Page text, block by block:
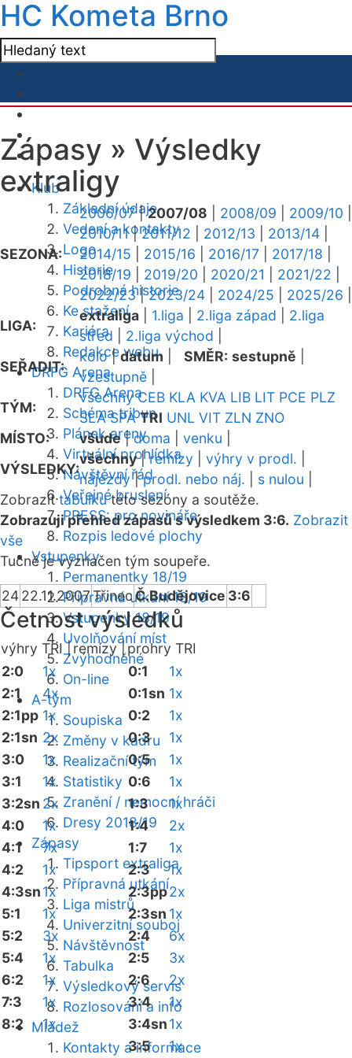
HC Kometa Brno
Klub
Základní údaje
Vedení a kontakty
Logo
Historie
Podrobná historie
Ke stažení
Kariéra
Redakce webu
DRFG Arena
DRFG Arena
Schéma tribun
Plánek areny
Virtuální prohlídka
Návštěvní řád
Veřejné bruslení
PRESS: pro novináře
Rozpis ledové plochy
Vstupenky
Permanentky 18/19
Přípravná utkání 18/19
Vstupenky 18/19
Uvolňování míst
Zvýhodněné
On-line
A-tým
Soupiska
Změny v kádru
Realizační tým
Statistiky
Zranění / nemocní hráči
Dresy 2018/19
Zápasy
Tipsport extraliga
Přípravná utkání
Liga mistrů
Univerzitní souboj
Návštěvnost
Tabulka
Výsledkový servis
Rozlosování a info
Mládež
Kontakty a informace
Zápasy » Výsledky
extraligy
SEZONA:
2006/07|2007/08 2008/09 2009/10
2010/11|2011/12 2012/13 2013/14
2014/15
2015/16 2016/17 2017/18
2018/19
2019/20 2020/21 2021/22
2022/23|2023/24 2024/25 2025/26
LIGA:
extraliga 1.liga 2.liga západ
2.liga
střed
2.liga východ
SEŘADIT:
kolo|datum SMĚR: sestupně
vzestupně
TÝM:
všechny CEB KLA KVA LIB LIT PCE PLZ
SLA SPA TRI UNL VIT ZLN ZNO
MÍSTO:
všude|doma venku
VÝSLEDKY:
všechny|remízy výhry v prodl.
nájezdy|prodl. nebo náj. s nulou
Zobrazittabulkutéto sezóny a soutěže.
Zobrazuji přehled zápasů s výsledkem 3:6. Zobrazit
vše
Tučně je vyznačen tým soupeře.
2422.11.2007TřinecČ.Budějovice 3:6
Četnost výsledků
výhry TRI |remízy | prohry TRI
2:0
1x
2:1
4x
2:1pp 1x
2:1sn 2x
3:0
1x
3:1
1x
3:2sn 2x
4:0
1x
4:1
7x
4:2
1x
4:3sn1x
5:1
1x
5:2
3x
5:4
1x
6:2
1x
7:3
1x
8:2
1x
0:1
1x
0:1sn 1x
0:2
1x
0:3
1x
0:5
1x
0:6
1x
1:3
1x
1:4
2x
1:7
1x
2:3
1x
2:3pp2x
2:3sn 1x
2:4
6x
2:5
3x
2:6
2x
3:4
1x
3:4sn1x
3:5
1x